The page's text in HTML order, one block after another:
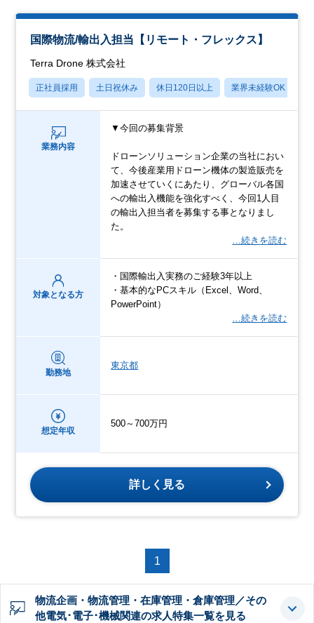
国際物流/輸出入担当【リモート・フレックス】
Terra Drone 株式会社
正社員採用 土日祝休み 休日120日以上 業界未経験OK
業務内容
▼今回の募集背景
ドローンソリューション企業の当社におい
て、今後産業用ドローン機体の製造販売を
加速させていくにあたり、グローバル各国
への輸出入機能を強化すべく、今回1人目
の輸出入担当者を募集する事となりまし
た。
…続きを読む
対象となる方
・国際輸出入実務のご経験3年以上
・基本的なPCスキル（Excel、Word、
PowerPoint）
…続きを読む
勤務地
東京都
想定年収
500～700万円
詳しく見る
1
物流企画・物流管理・在庫管理・倉庫管理／その
他電気･電子･機械関連の求人特集一覧を見る